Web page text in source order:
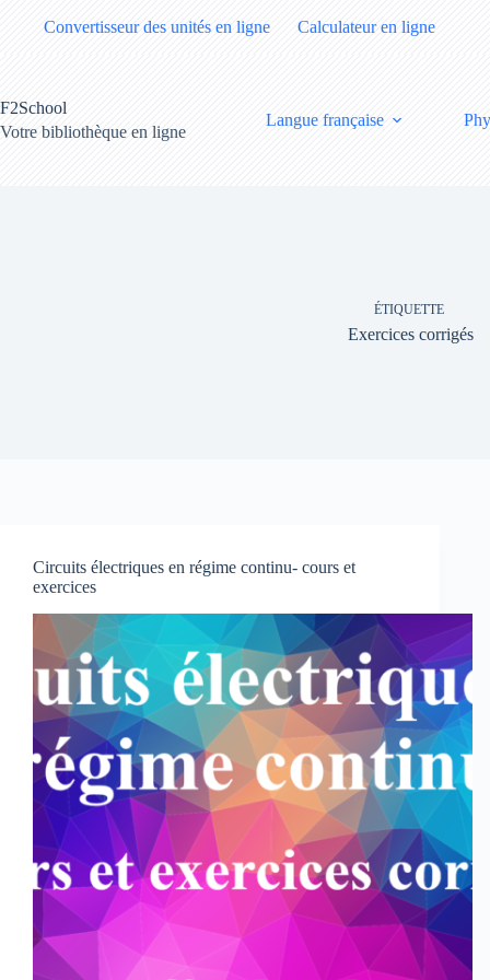
Convertisseur des unités en ligne Calculateur en ligne
F2School
Votre bibliothèque en ligne
Langue française
ÉTIQUETTE
Exercices corrigés
Circuits électriques en régime continu- cours et
exercices